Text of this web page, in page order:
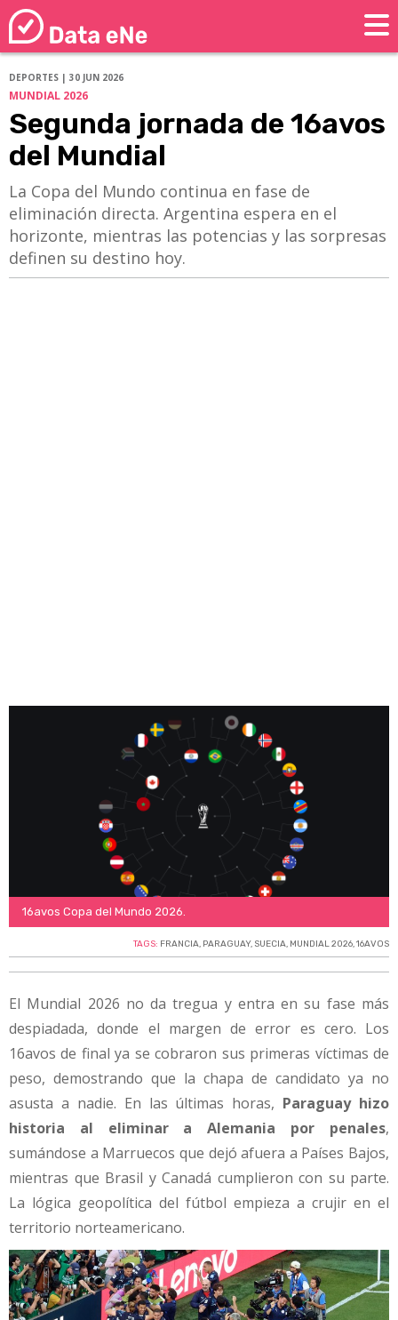
DEPORTES | 30 JUN 2026
MUNDIAL 2026
Segunda jornada de 16avos
del Mundial
La Copa del Mundo continua en fase de
eliminación directa. Argentina espera en el
horizonte, mientras las potencias y las sorpresas
definen su destino hoy.
16avos Copa del Mundo 2026.
TAGS: FRANCIA, PARAGUAY, SUECIA, MUNDIAL 2026,16AVOS
El Mundial 2026 no da tregua y entra en su fase más
despiadada, donde el margen de error es cero. Los
16avos de final ya se cobraron sus primeras víctimas de
peso, demostrando que la chapa de candidato ya no
asusta a nadie. En las últimas horas, Paraguay hizo
historia al eliminar a Alemania por penales,
sumándose a Marruecos que dejó afuera a Países Bajos,
mientras que Brasil y Canadá cumplieron con su parte.
La lógica geopolítica del fútbol empieza a crujir en el
territorio norteamericano.